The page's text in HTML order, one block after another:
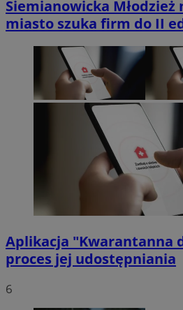
Siemianowicka Młodzież
miasto szuka firm do II
Aplikacja "Kwarantanna
proces jej udostępniania
6